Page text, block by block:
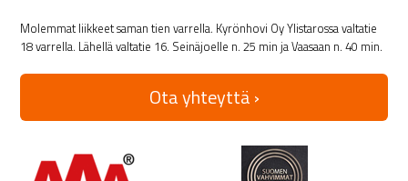
Molemmat liikkeet saman tien varrella. Kyrönhovi Oy Ylistarossa valtatie
18 varrella. Lähellä valtatie 16. Seinäjoelle n. 25 min ja Vaasaan n. 40 min.
Ota yhteyttä ›